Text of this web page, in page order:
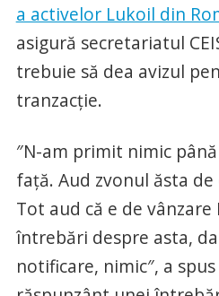
a activelor Lukoil din
asigură secretariatul
trebuie să dea avizul
tranzacție.
″N-am primit nimic
față. Aud zvonul ăsta
Tot aud că e de
întrebări despre asta,
notificare, nimic″, a